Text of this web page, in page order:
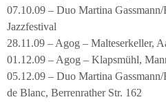
07.10.09 – Duo Martina
Jazzfestival
28.11.09 – Agog – Malteserkeller,
01.12.09 – Agog – Klapsmühl,
05.12.09 – Duo Martina
de Blanc, Berrenrather Str. 162